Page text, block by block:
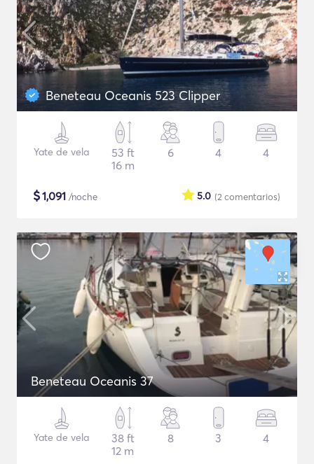
Beneteau Oceanis 523 Clipper
Yate de vela
53 ft
16 m
6 4 4
$1,091 /noche (2 comentarios)
5.0
Beneteau Oceanis 37
Yate de vela
38 ft
12 m
8 3 4